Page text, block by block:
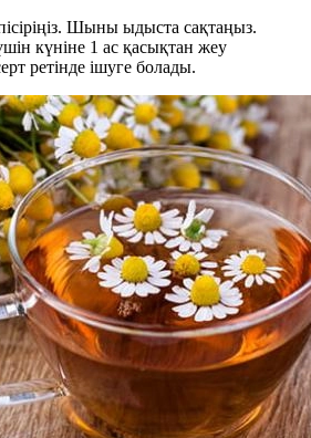
Шыны ыдыста сақтаңыз.
күніне 1 ас қасықтан жеу
ретінде ішуге болады.